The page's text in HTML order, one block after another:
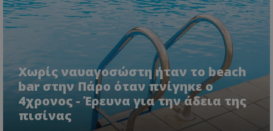
Χωρίς ναυαγοσώστη ήταν το beach
bar στην Πάρο όταν πνίγηκε ο
4χρονος - Έρευνα για την άδεια της
πισίνας